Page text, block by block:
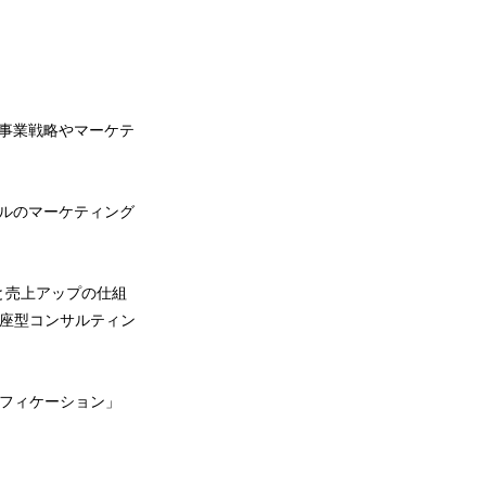
業戦略やマーケテ
のマーケティング
上アップの仕組
型コンサルティン
ィケーション」